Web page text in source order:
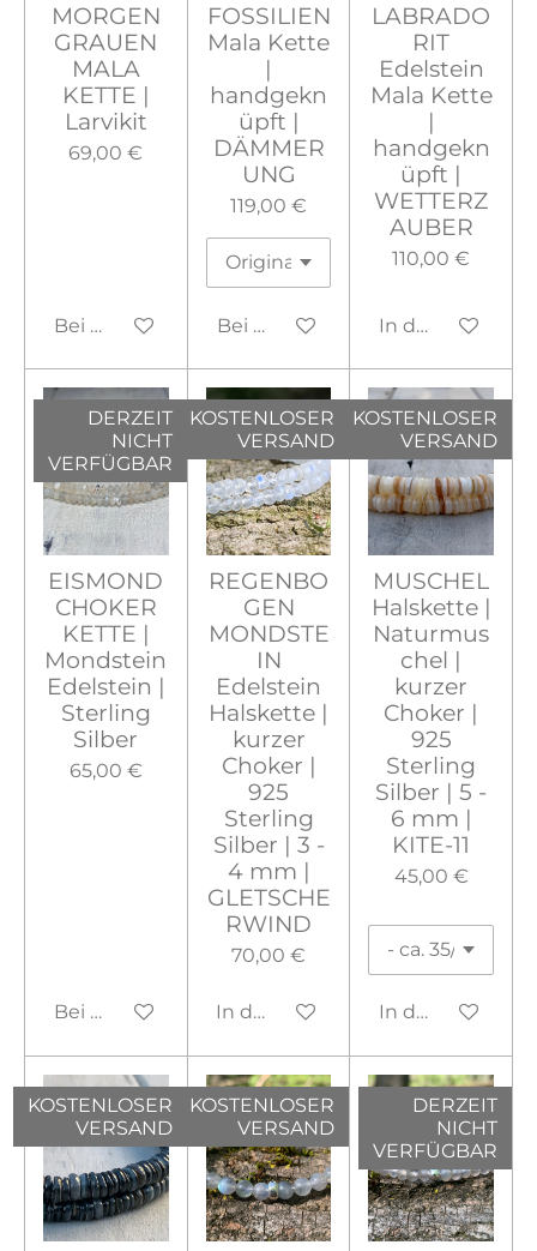
MORGEN
GRAUEN
MALA
KETTE |
Larvikit
69,00 €
Bei Verfügbarkeit benachrichtigen
FOSSILIEN
Mala Kette
|
handgekn
üpft |
DÄMMER
UNG
119,00 €
Bei Verfügbarkeit
LABRADO
RIT
Edelstein
Mala Kette
|
handgekn
üpft |
WETTERZ
AUBER
110,00 €
In den
DERZEIT
NICHT
VERFÜGBAR
EISMOND
CHOKER
KETTE |
Mondstein
Edelstein |
Sterling
Silber
65,00 €
Bei Verfügbarkeit benachrichtigen
KOSTENLOSER
VERSAND
REGENBO
GEN
MONDSTE
IN
Edelstein
Halskette |
kurzer
Choker |
925
Sterling
Silber | 3 -
4 mm |
GLETSCHE
RWIND
70,00 €
In den Warenkorb
KOSTENLOSER
VERSAND
MUSCHEL
Halskette |
Naturmus
chel |
kurzer
Choker |
925
Sterling
Silber | 5 -
6 mm |
KITE-11
45,00 €
In den
KOSTENLOSER
VERSAND
KOSTENLOSER
VERSAND
DERZEIT
NICHT
VERFÜGBAR